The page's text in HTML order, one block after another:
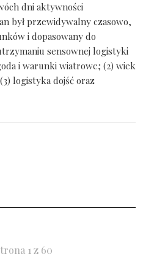
dni aktywności
był przewidywalny czasowo,
i dopasowany do
sensownej logistyki
i warunki wiatrowe; (2) wiek
logistyka dojść oraz
1 z 60